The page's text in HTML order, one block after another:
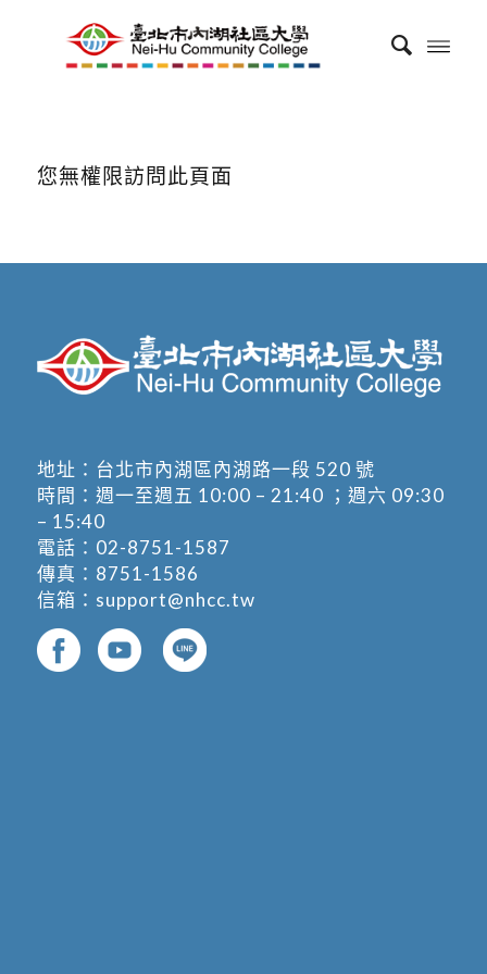
您無權限訪問此頁面
地址： 台北市內湖區內湖路一段 520 號
時間：週一至週五 10:00 – 21:40 ；週六 09:30
– 15:40
電話： 02-8751-1587
傳真：8751-1586
信箱： support@nhcc.tw